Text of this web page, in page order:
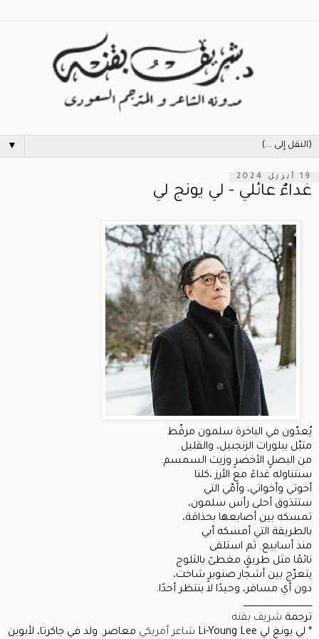
▼
19 أبريل 2024
غداءٌ عائلي - لي يونج لي
يُعدّون في الباخرة سلمون مرقّط
متبّل ببلورات الزنجبيل، والقليل
من البصلٍ الأخضرٍ وزيت السمسم.
سنتناوله غداءً مع الأرز ،كلنا
أخوتي وأخواتي، وأمّي التي
ستتذوق أحلى رأس سلمون،
تمسكه بين أصابعها بحذاقة،
بالطريقة التي أمسكه أبي
منذ أسابيع. ثم استلقى
نائمًا مثل طريقٍ مغطىً بالثلوج
يتعرّج بين أشجار صنوبرٍ شاخت،
دون أي مسافر، وحيدًا لا ينتظر أحدًا.
________________
ترجمة شريف بقنه
* لي يونغ لي Li-Young Lee
شاعر أمريكي معاصر. ولد في جاكرتا، لأبوين